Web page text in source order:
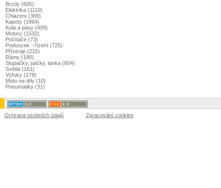
Brzdy (605)
Elektrika (1110)
Chlazení (369)
Kapoty (1864)
Kola a pásy (409)
Motory (1532)
Počítače (73)
Podvozek - řízení (725)
Přístroje (215)
Rámy (180)
Stupačky, páčky, lanka (604)
Světla (161)
Výfuky (178)
Moto na díly (10)
Pneumatiky (31)
Ochrana osobních údajů Zpracování cookies